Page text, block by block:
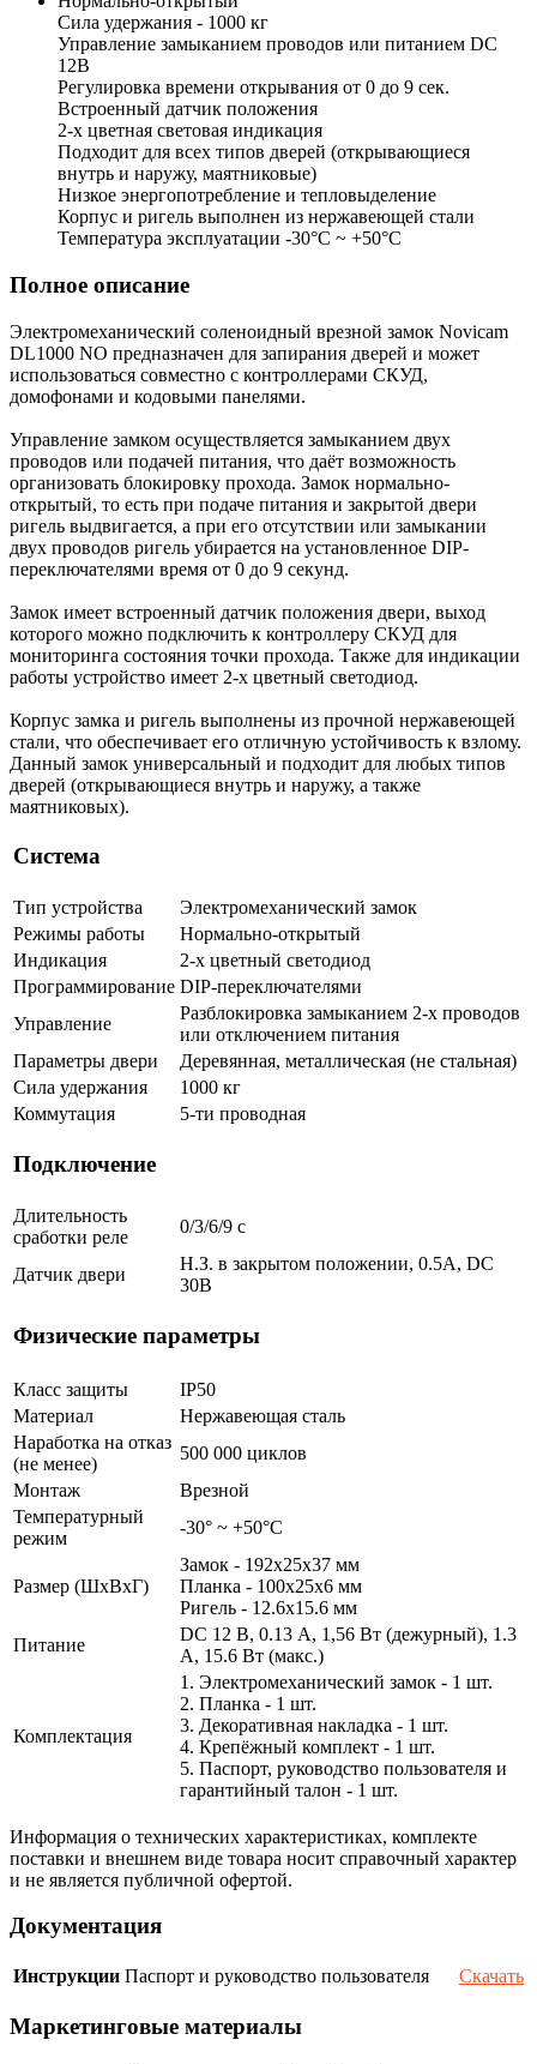
Сила удержания - 1000 кг
Управление замыканием проводов или питанием DC
12В
Регулировка времени открывания от 0 до 9 сек.
Встроенный датчик положения
2-х цветная световая индикация
Подходит для всех типов дверей (открывающиеся
внутрь и наружу, маятниковые)
Низкое энергопотребление и тепловыделение
Корпус и ригель выполнен из нержавеющей стали
Температура эксплуатации -30°С ~ +50°С
Полное описание
Электромеханический соленоидный врезной замок Novicam
DL1000 NO предназначен для запирания дверей и может
использоваться совместно с контроллерами СКУД,
домофонами и кодовыми панелями.
Управление замком осуществляется замыканием двух
проводов или подачей питания, что даёт возможность
организовать блокировку прохода. Замок нормально-
открытый, то есть при подаче питания и закрытой двери
ригель выдвигается, а при его отсутствии или замыкании
двух проводов ригель убирается на установленное DIP-
переключателями время от 0 до 9 секунд.
Замок имеет встроенный датчик положения двери, выход
которого можно подключить к контроллеру СКУД для
мониторинга состояния точки прохода. Также для индикации
работы устройство имеет 2-х цветный светодиод.
Корпус замка и ригель выполнены из прочной нержавеющей
стали, что обеспечивает его отличную устойчивость к взлому.
Данный замок универсальный и подходит для любых типов
дверей (открывающиеся внутрь и наружу, а также
маятниковых).
Система
Тип устройства
Электромеханический замок
Режимы работы
Нормально-открытый
Индикация
2-х цветный светодиод
Программирование DIP-переключателями
Управление
Разблокировка замыканием 2-х проводов
или отключением питания
Параметры двери
Деревянная, металлическая (не стальная)
Сила удержания
1000 кг
Коммутация
5-ти проводная
Подключение
Длительность
сработки реле
0/3/6/9 с
Датчик двери
Н.З. в закрытом положении, 0.5А, DC
30В
Физические параметры
Класс защиты
IP50
Материал
Нержавеющая сталь
Наработка на отказ
(не менее)
500 000 циклов
Монтаж
Врезной
Температурный
режим
-30° ~ +50°С
Размер (ШxВxГ)
Замок - 192x25x37 мм
Планка - 100x25x6 мм
Ригель - 12.6x15.6 мм
Питание
DC 12 В, 0.13 А, 1,56 Вт (дежурный), 1.3
А, 15.6 Вт (макс.)
Комплектация
1. Электромеханический замок - 1 шт.
2. Планка - 1 шт.
3. Декоративная накладка - 1 шт.
4. Крепёжный комплект - 1 шт.
5. Паспорт, руководство пользователя и
гарантийный талон - 1 шт.
Информация о технических характеристиках, комплекте
поставки и внешнем виде товара носит справочный характер
и не является публичной офертой.
Документация
Инструкции Паспорт и руководство пользователя Скачать
Маркетинговые материалы